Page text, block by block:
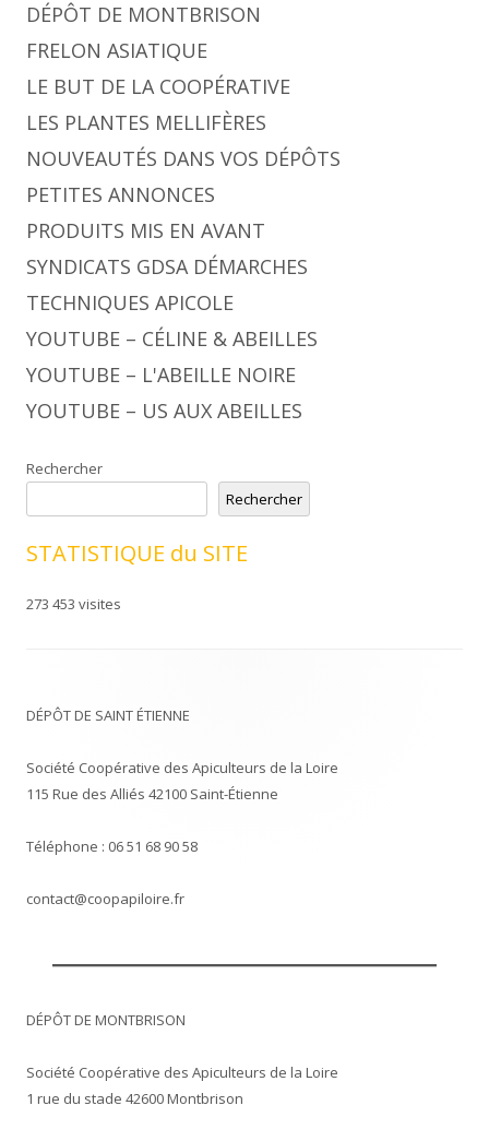
DÉPÔT DE MONTBRISON
FRELON ASIATIQUE
LE BUT DE LA COOPÉRATIVE
LES PLANTES MELLIFÈRES
NOUVEAUTÉS DANS VOS DÉPÔTS
PETITES ANNONCES
PRODUITS MIS EN AVANT
SYNDICATS GDSA DÉMARCHES
TECHNIQUES APICOLE
YOUTUBE – CÉLINE & ABEILLES
YOUTUBE – L'ABEILLE NOIRE
YOUTUBE – US AUX ABEILLES
Rechercher
Rechercher
STATISTIQUE du SITE
273 453 visites
DÉPÔT DE SAINT ÉTIENNE
Société Coopérative des Apiculteurs de la Loire
115 Rue des Alliés 42100 Saint-Étienne
Téléphone : 06 51 68 90 58
contact@coopapiloire.fr
DÉPÔT DE MONTBRISON
Société Coopérative des Apiculteurs de la Loire
1 rue du stade 42600 Montbrison